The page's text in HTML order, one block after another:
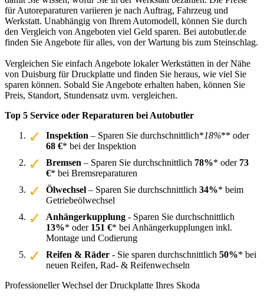
für Autoreparaturen variieren je nach Auftrag, Fahrzeug und
Werkstatt. Unabhängig von Ihrem Automodell, können Sie durch
den Vergleich von Angeboten viel Geld sparen. Bei autobutler.de
finden Sie Angebote für alles, von der Wartung bis zum Steinschlag.
Vergleichen Sie einfach Angebote lokaler Werkstätten in der Nähe
von Duisburg für Druckplatte und finden Sie heraus, wie viel Sie
sparen können. Sobald Sie Angebote erhalten haben, können Sie
Preis, Standort, Stundensatz uvm. vergleichen.
Top 5 Service oder Reparaturen bei Autobutler
Inspektion – Sparen Sie durchschnittlich*18%** oder
68 €* bei der Inspektion
Bremsen – Sparen Sie durchschnittlich 78%* oder 73
€* bei Bremsreparaturen
Ölwechsel – Sparen Sie durchschnittlich 34%* beim
Getriebeölwechsel
Anhängerkupplung - Sparen Sie durchschnittlich
13%* oder 151 €* bei Anhängerkupplungen inkl.
Montage und Codierung
Reifen & Räder - Sie sparen durchschnittlich 50%* bei
neuen Reifen, Rad- & Reifenwechseln
Professioneller Wechsel der Druckplatte Ihres Skoda